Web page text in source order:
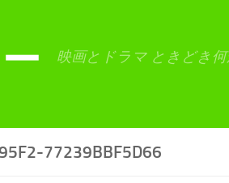
映画とドラマ ときどき
77239BBF5D66